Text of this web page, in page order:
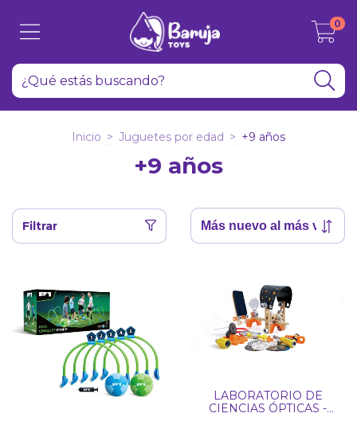
0
Inicio > Juguetes por edad > +9 años
+9 años
Filtrar
LABORATORIO DE
CIENCIAS ÓPTICAS -